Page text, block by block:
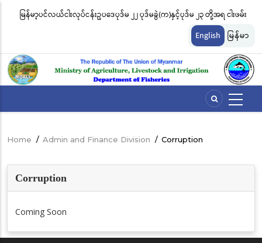
မြန်မာ့ပင်လယ်ငါးလုပ်ငန်းဥပဒေပုဒ်မ ၂၂ ပုဒ်မခွဲ(က)နှင့်ပုဒ်မ ၂၃ တို့အရ ငါးဖမ်း
ကိရိယာအမျိုးအစားအလိုက် လိုင်စင်ခနှုန်းထားများကို အောက်ပါအတိုင်း
English မြန်မာ
Breadcrumb
Home / Admin and Finance Division / Corruption
Corruption
Coming Soon